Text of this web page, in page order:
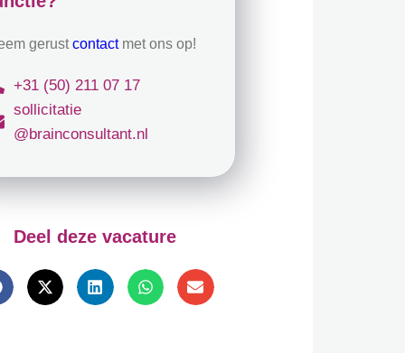
gerustcontactmet ons op!
+31 (50) 211 07 17
sollicitatie
@brainconsultant.nl
Deel deze vacature